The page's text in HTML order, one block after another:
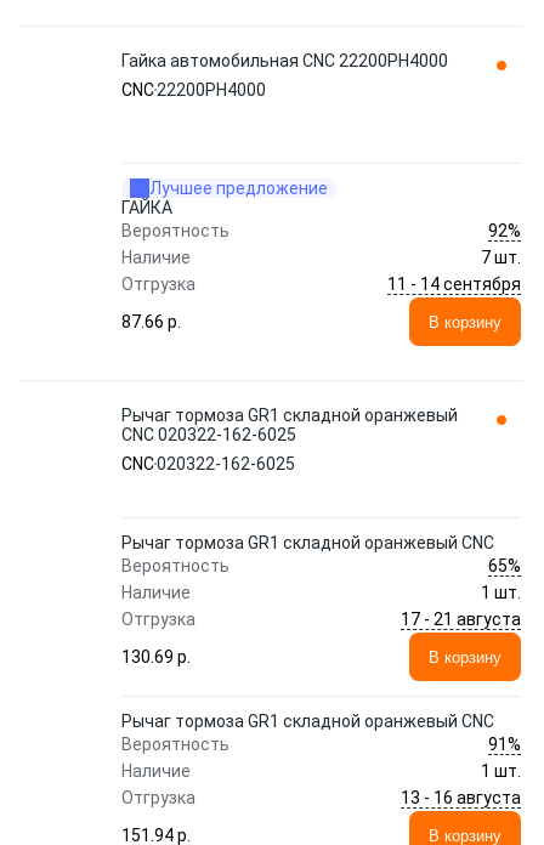
Гайка автомобильная CNC 22200PH4000
CNC22200PH4000
Лучшее предложение
ГАЙКА
Вероятность
92%
Наличие
7 шт.
Отгрузка
11 - 14 сентября
87.66 p.
В корзину
Рычаг тормоза GR1 складной оранжевый
CNC 020322-162-6025
CNC020322-162-6025
Рычаг тормоза GR1 складной оранжевый CNC
Вероятность
65%
Наличие
1 шт.
Отгрузка
17 - 21 августа
130.69 p.
В корзину
Рычаг тормоза GR1 складной оранжевый CNC
Вероятность
91%
Наличие
1 шт.
Отгрузка
13 - 16 августа
151.94 p.
В корзину